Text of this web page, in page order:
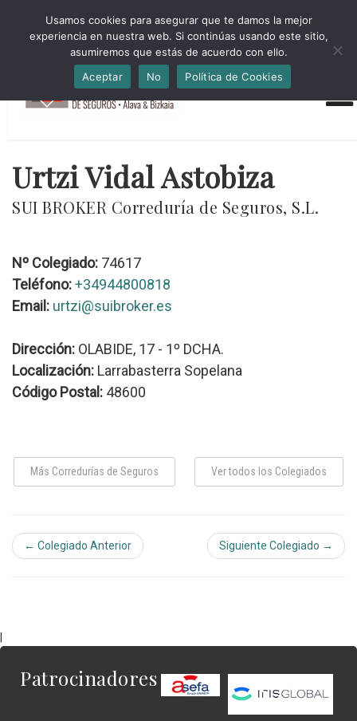
HORARIO INVIERNO Lun-Jue 09:00-16:30 Vier 9:00-14:00
administracion@cmsab.eus 94.442.43.43 Móvil y Whatsapp
688.889.170
Urtzi Vidal Astobiza
SUI BROKER Correduría de Seguros, S.L.
Nº Colegiado: 74617
Teléfono:+34944800818
Email: urtzi@suibroker.es
Dirección: OLABIDE, 17 - 1º DCHA.
Localización: Larrabasterra Sopelana
Código Postal: 48600
Más Corredurías de Seguros Ver todos los Colegiados
← Colegiado Anterior Siguiente Colegiado →
Patrocinadores
Usamos cookies para asegurar que te damos la mejor
experiencia en nuestra web. Si continúas usando este sitio,
asumiremos que estás de acuerdo con ello.
Aceptar
No Política de Cookies